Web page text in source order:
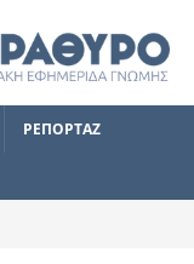
ΡΕΠΟΡΤΑΖ